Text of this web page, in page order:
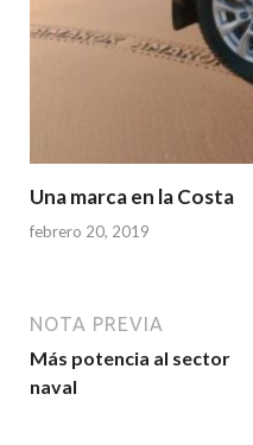
Una marca en la Costa
febrero 20, 2019
NOTA PREVIA
Más potencia al sector
naval